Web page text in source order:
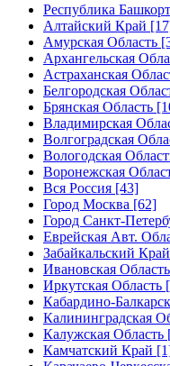
Республика
Алтайский Край
Амурская Область
Архангельская
Астраханская
Белгородская
Брянская Область
Владимирская
Волгоградская
Вологодская
Воронежская
Вся Россия [43]
Город Москва [62]
Город Санкт-
Еврейская Авт.
Забайкальский
Ивановская
Иркутская Область
Кабардино-
Калининградская
Калужская Область
Камчатский Край